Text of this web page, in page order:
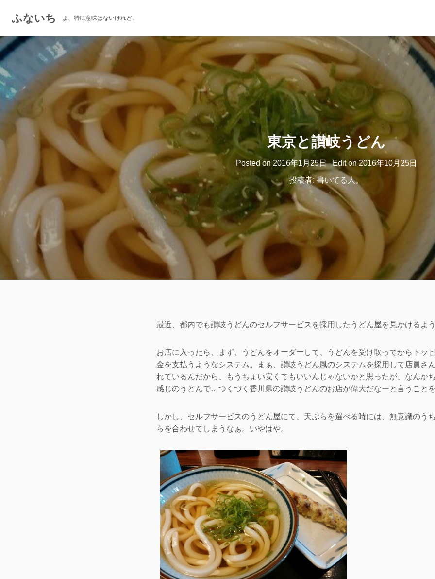
コ
ン
テ
ン
ツ
ス
ッ
ふないち ま、特に意味はないけれど。
東京と讃岐うどん
Posted on 2016年1月25日 Edit on 2016年10月25日
投稿者:書いてる人。
最近、都内でも讃岐うどんのセルフサービスを採用したうどん屋を見かけるよ
お店に入ったら、まず、うどんをオーダーして、うどんを受け取ってからトッ
金を支払うようなシステム。まぁ、讃岐うどん風のシステムを採用して店員さ
れているんだから、もうちょい安くてもいいんじゃないかと思ったが、なんか
感じのうどんで…つくづく香川県の讃岐うどんのお店が偉大だなーと言うこと
しかし、セルフサービスのうどん屋にて、天ぷらを選べる時には、無意識のう
らを合わせてしまうなぁ。いやはや。